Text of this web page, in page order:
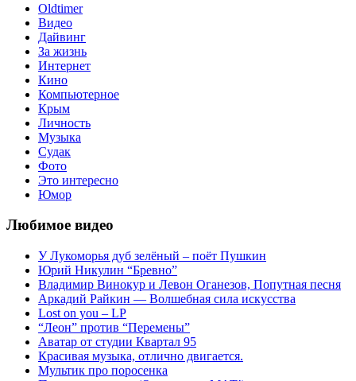
Oldtimer
Видео
Дайвинг
За жизнь
Интернет
Кино
Компьютерное
Крым
Личность
Музыка
Судак
Фото
Это интересно
Юмор
Любимое видео
У Лукоморья дуб зелёный – поёт Пушкин
Юрий Никулин “Бревно”
Владимир Винокур и Левон Оганезов, Попутная песня
Аркадий Райкин — Волшебная сила искусства
Lost on you – LP
“Леон” против “Перемены”
Аватар от студии Квартал 95
Красивая музыка, отлично двигается.
Мультик про поросенка